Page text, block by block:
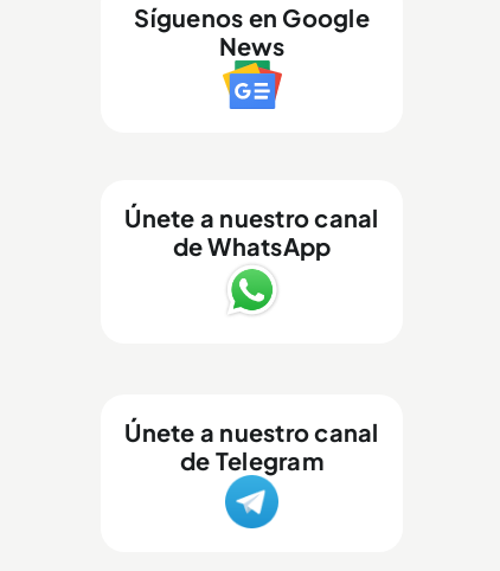
Síguenos en Google
News
Únete a nuestro canal
de WhatsApp
Únete a nuestro canal
de Telegram